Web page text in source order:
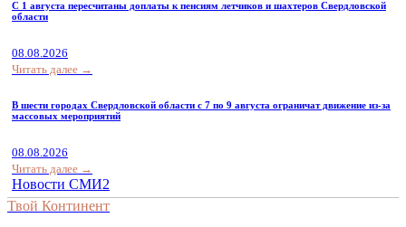
С 1 августа пересчитаны доплаты к пенсиям летчиков и шахтеров Свердловской
области
08.08.2026
Читать далее →
В шести городах Свердловской области с 7 по 9 августа ограничат движение из-за
массовых мероприятий
08.08.2026
Читать далее →
Новости СМИ2
Твой Континент